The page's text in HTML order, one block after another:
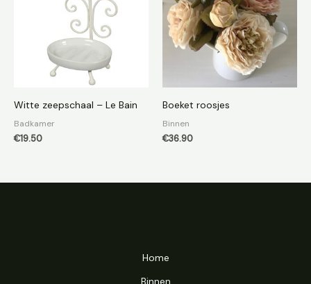
Witte zeepschaal – Le Bain
Badkamer
€19.50
Boeket roosjes
Binnen
€36.90
Home
Binnen